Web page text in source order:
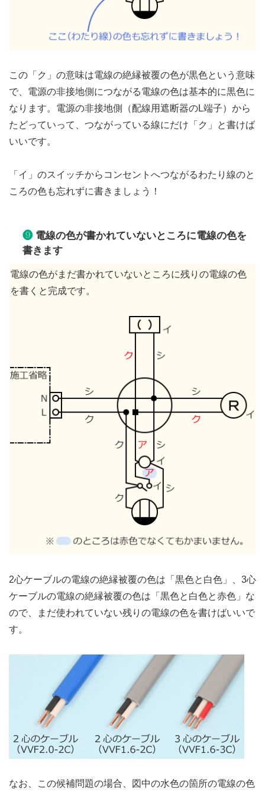
この「ク」の意味は電線の絶縁被覆の色が黒色という意味
で、電源の非接地側につながる電線の色は基本的に黒色に
なります。電源の非接地側（配線用遮断器のL端子）から
たどっていって、つながっている線にだけ「ク」と書けば
いいです。
「イ」のスイッチからコンセントへつながるわたり線のと
ころの色も忘れずに書きましょう！
❾電線の色が書かれていないところに電線の色を
書きます
電線の色がまだ書かれていないところに残りの電線の色
を書くと完成です。
2心ケーブルの電線の絶縁被覆の色は「黒色と白色」、3心
ケーブルの電線の絶縁被覆の色は「黒色と白色と赤色」な
ので、まだ使われていない残りの電線の色を書けばいいで
す。
なお、この候補問題の場合、図中の水色の箇所の電線の色